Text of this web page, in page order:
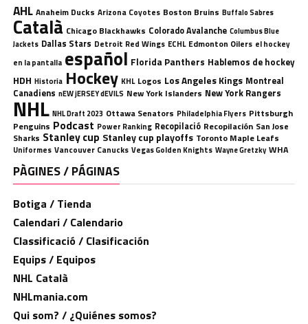
AHL Anaheim Ducks Arizona Coyotes Boston Bruins Buffalo Sabres
Català Chicago Blackhawks Colorado Avalanche Columbus Blue
Jackets Dallas Stars Detroit Red Wings ECHL Edmonton Oilers el hockey
en la pantalla español Florida Panthers Hablemos de hockey
HDH Historia Hockey KHL Logos Los Angeles Kings Montreal
Canadiens nEW jERSEY dEVILS New York Islanders New York Rangers
NHL NHL Draft 2023 Ottawa Senators Philadelphia Flyers Pittsburgh
Penguins Podcast Power Ranking Recopilació Recopilación San Jose
Sharks Stanley cup Stanley cup playoffs Toronto Maple Leafs
Uniformes Vancouver Canucks Vegas Golden Knights Wayne Gretzky WHA
PÀGINES / PÁGINAS
Botiga / Tienda
Calendari / Calendario
Classificació / Clasificación
Equips / Equipos
NHL Català
NHLmania.com
Qui som? / ¿Quiénes somos?